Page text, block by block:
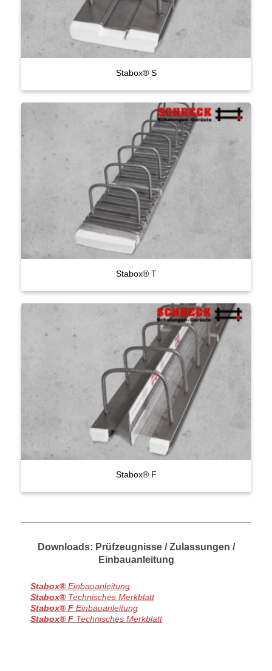
Stabox® S
Stabox® T
Stabox® F
Downloads: Prüfzeugnisse / Zulassungen /
Einbauanleitung
Stabox®Einbauanleitung
Stabox®Technisches Merkblatt
Stabox® F Einbauanleitung
Stabox® F Technisches Merkblatt